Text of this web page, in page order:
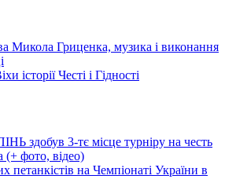
Микола Гриценка, музика і виконання
історії Честі і Гідності
здобув 3-тє місце турніру на честь
(+ фото, відео)
петанкістів на Чемпіонаті України в